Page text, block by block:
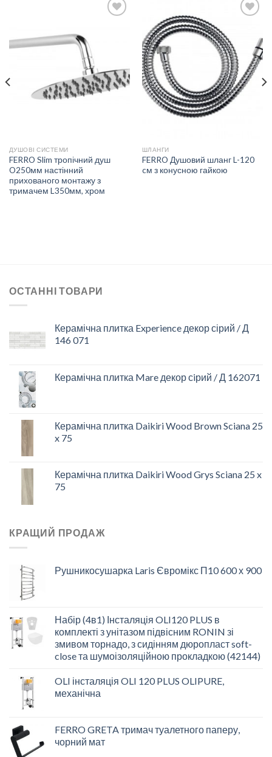
ДОДАТИ
СПИСКУ
БАЖАНЬ
ДУШОВІ СИСТЕМИ
FERRO Slim тропічний душ
O250мм настінний
прихованого монтажу з
тримачем L350мм, хром
ДОДАТИ
ДО
СПИСКУ
БАЖАНЬ
ШЛАНГИ
FERRO Душовий шланг L-120
cм з конусною гайкою
ОСТАННІ ТОВАРИ
Керамічна плитка Experience декор сірий / Д
146 071
Керамічна плитка Mare декор сiрий / Д 162071
Керамічна плитка Daikiri Wood Brown Sciana 25
x 75
Керамічна плитка Daikiri Wood Grys Sciana 25 x
75
КРАЩИЙ ПРОДАЖ
Рушникосушарка Laris Євромікс П10 600 х 900
Набір (4в1) Інсталяція OLI120 PLUS в
комплекті з унітазом підвісним RONIN зі
змивом торнадо, з сидінням дюропласт soft-
close та шумоізоляційною прокладкою (42144)
OLI інсталяція OLI 120 PLUS OLIPURE,
механічна
FERRO GRETA тримач туалетного паперу,
чорний мат